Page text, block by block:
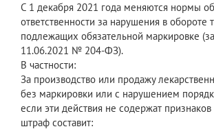
С 1 декабря 2021 года меняются нормы об
ответственности за нарушения в обороте
подлежащих обязательной маркировке
11.06.2021 № 204-ФЗ).
В частности:
За производство или продажу
без маркировки или с нарушением
если эти действия не содержат
штраф составит: